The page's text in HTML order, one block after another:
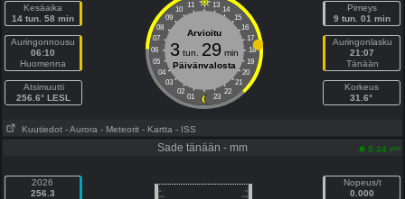
Kesäaika
14 tun. 58 min
Auringonnousu
06:10
Huomenna
Atsimuutti
256.6° LESL
11 13
10
14
09
15
08
16
07
17
06
18
05
19
04
20
03
21
02
22
01 23
Arvioitu
3tun. 29min
Päivänvalosta
Pimeys
9 tun. 01 min
Auringonlasku
21:07
Tänään
Korkeus
31.6°
Kuutiedot - Aurora - Meteorit - Kartta - ISS
Sade tänään - mm 5:34 pm
2026
256.3
Nopeus/t
0.000